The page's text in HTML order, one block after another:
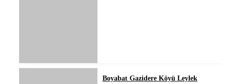
Boyabat Gazidere Köyü Leylek